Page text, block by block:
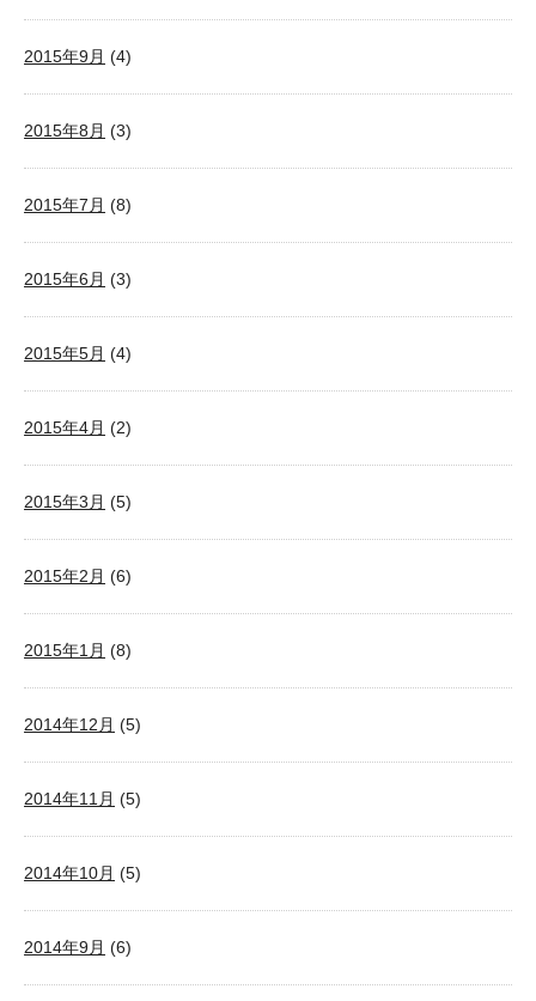
2015年9月 (4)
2015年8月 (3)
2015年7月 (8)
2015年6月 (3)
2015年5月 (4)
2015年4月 (2)
2015年3月 (5)
2015年2月 (6)
2015年1月 (8)
2014年12月 (5)
2014年11月 (5)
2014年10月 (5)
2014年9月 (6)